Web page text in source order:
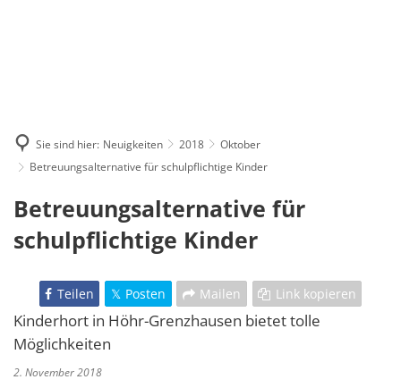
Sie sind hier: Neuigkeiten 2018
Oktober
Betreuungsalternative für schulpflichtige Kinder
Betreuungsalternative für
schulpflichtige Kinder
Teilen Posten Mailen Link kopieren
Kinderhort in Höhr-Grenzhausen bietet tolle
Möglichkeiten
2. November 2018